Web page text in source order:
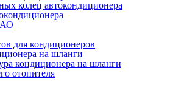
колец автокондиционера
для кондиционеров
на шланги
кондиционера на шланги
отопителя